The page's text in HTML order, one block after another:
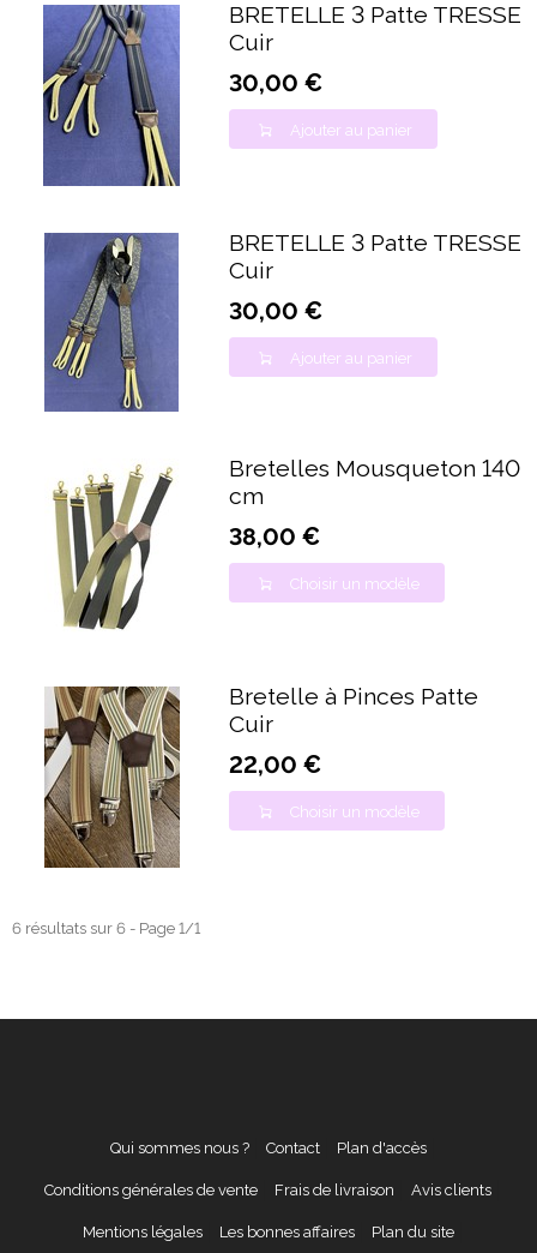
BRETELLE 3 Patte TRESSE
Cuir
30,00 €
Ajouter au panier
BRETELLE 3 Patte TRESSE
Cuir
30,00 €
Ajouter au panier
Bretelles Mousqueton 140
cm
38,00 €
Choisir un modèle
Bretelle à Pinces Patte
Cuir
22,00 €
Choisir un modèle
6 résultats sur 6 - Page 1/1
Qui sommes nous ? Contact Plan d'accès
Conditions générales de vente Frais de livraison Avis clients
Mentions légales Les bonnes affaires Plan du site